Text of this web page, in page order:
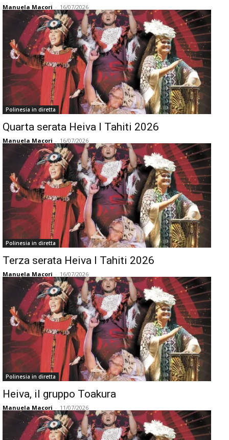
Manuela Macori - 16/07/2026
Polinesia in diretta
Quarta serata Heiva I Tahiti 2026
Manuela Macori - 16/07/2026
Polinesia in diretta
Terza serata Heiva I Tahiti 2026
Manuela Macori - 16/07/2026
Polinesia in diretta
Heiva, il gruppo Toakura
Manuela Macori - 11/07/2026